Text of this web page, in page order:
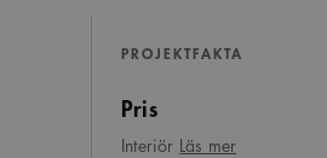
PROJEKTFAKTA
Pris
Interiör Läs merom